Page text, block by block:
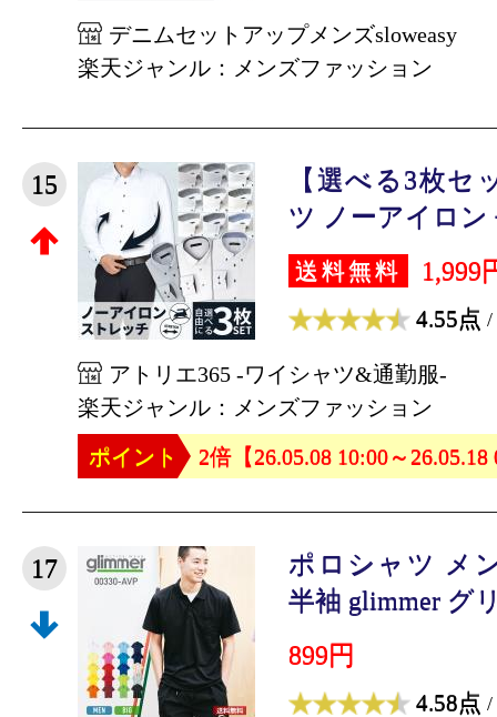
デニムセットアップメンズsloweasy
楽天ジャンル：メンズファッション
15
【選べる3枚セ
ツ ノーアイロン
送料無料 1,999
4.55点 /
アトリエ365 -ワイシャツ&通勤服-
楽天ジャンル：メンズファッション
ポイント
2倍【26.05.08 10:00～26.05.18
17
ポロシャツ メ
半袖 glimmer グ
899円
4.58点 /